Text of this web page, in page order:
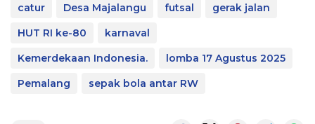
catur Desa Majalangu futsal
gerak jalan
HUT RI ke-80
karnaval
Kemerdekaan Indonesia.
lomba 17 Agustus 2025
Pemalang
sepak bola antar RW